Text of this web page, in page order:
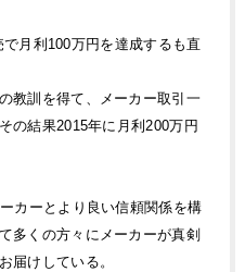
月利100万円を達成するも直
教訓を得て、メーカー取引一
の結果2015年に月利200万円
カーとより良い信頼関係を構
多くの方々にメーカーが真剣
届けしている。